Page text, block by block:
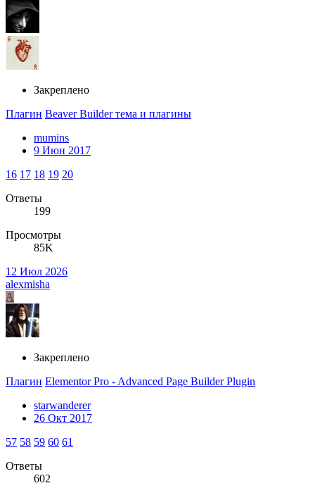
Закреплено
Плагин Beaver Builder тема и плагины
mumins
9 Июн 2017
16 17 18 19 20
Ответы
199
Просмотры
85K
12 Июл 2026
alexmisha
A
Закреплено
Плагин Elementor Pro - Advanced Page Builder Plugin
starwanderer
26 Окт 2017
57 58 59 60 61
Ответы
602